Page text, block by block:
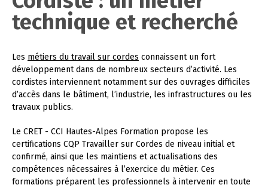
technique et recherché
Les métiers du travail sur cordes connaissent un fort
développement dans de nombreux secteurs d’activité. Les
cordistes interviennent notamment sur des ouvrages difficiles
d’accès dans le bâtiment, l’industrie, les infrastructures ou les
travaux publics.
Le CRET - CCI Hautes-Alpes Formation propose les
certifications CQP Travailler sur Cordes de niveau initial et
confirmé, ainsi que les maintiens et actualisations des
compétences nécessaires à l’exercice du métier. Ces
formations préparent les professionnels à intervenir en toute